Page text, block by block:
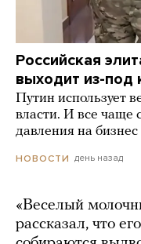
Российская
выходит из-под
Путин использует
власти. И все чаще
давления на
НОВОСТИ день назад
«Веселый
рассказал, что